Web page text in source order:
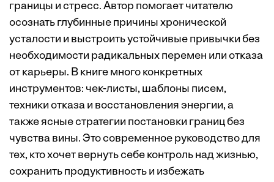
границы и стресс. Автор помогает читателю
осознать глубинные причины хронической
усталости и выстроить устойчивые привычки без
необходимости радикальных перемен или отказа
от карьеры. В книге много конкретных
инструментов: чек-листы, шаблоны писем,
техники отказа и восстановления энергии, а
также ясные стратегии постановки границ без
чувства вины. Это современное руководство для
тех, кто хочет вернуть себе контроль над жизнью,
сохранить продуктивность и избежать